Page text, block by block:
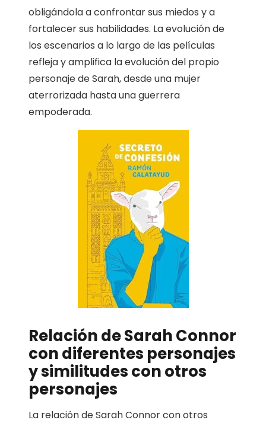
obligándola a confrontar sus miedos y a
fortalecer sus habilidades. La evolución de
los escenarios a lo largo de las películas
refleja y amplifica la evolución del propio
personaje de Sarah, desde una mujer
aterrorizada hasta una guerrera
empoderada.
Relación de Sarah Connor
con diferentes personajes
y similitudes con otros
personajes
La relación de Sarah Connor con otros